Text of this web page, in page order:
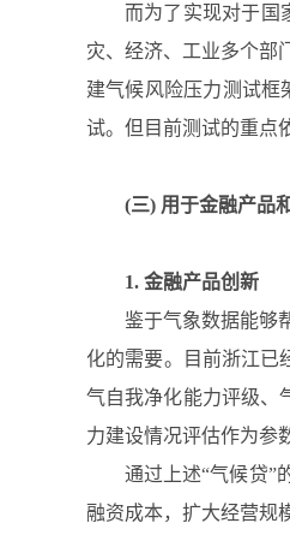
而为了实现对于国
灾、经济、工业多个部
建气候风险压力测试框
试。但目前测试的重点
(三) 用于金融产品
1. 金融产品创新
鉴于气象数据能够
化的需要。目前浙江已
气自我净化能力评级、
力建设情况评估作为参
通过上述“气候贷”
融资成本，扩大经营规